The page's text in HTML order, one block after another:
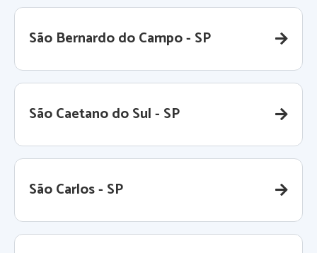
São Bernardo do Campo - SP
São Caetano do Sul - SP
São Carlos - SP